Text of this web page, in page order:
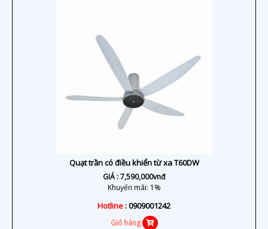
Quạt trần có điều khiển từ xa T60DW
GIÁ :7,590,000vnđ
Khuyến mãi: 1%
Hotline: 0909001242
Giỏ hàng